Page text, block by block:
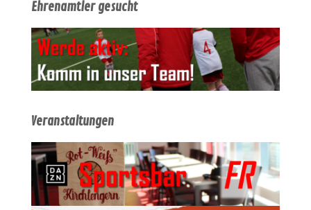
Ehrenamtler gesucht
Veranstaltungen